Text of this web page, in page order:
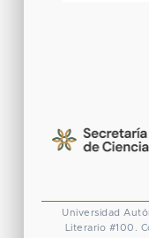
Universidad
Literario #100.